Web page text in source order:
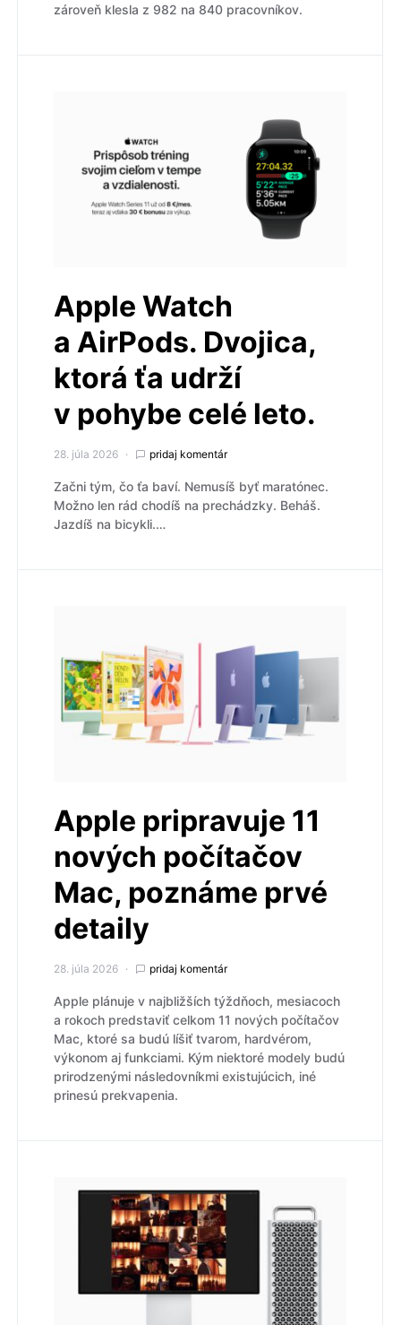
zároveň klesla z 982 na 840 pracovníkov.
Apple Watch
a AirPods. Dvojica,
ktorá ťa udrží
v pohybe celé leto.
28. júla 2026 pridaj komentár
Začni tým, čo ťa baví. Nemusíš byť maratónec.
Možno len rád chodíš na prechádzky. Beháš.
Jazdíš na bicykli.…
Apple pripravuje 11
nových počítačov
Mac, poznáme prvé
detaily
28. júla 2026 pridaj komentár
Apple plánuje v najbližších týždňoch, mesiacoch
a rokoch predstaviť celkom 11 nových počítačov
Mac, ktoré sa budú líšiť tvarom, hardvérom,
výkonom aj funkciami. Kým niektoré modely budú
prirodzenými následovníkmi existujúcich, iné
prinesú prekvapenia.